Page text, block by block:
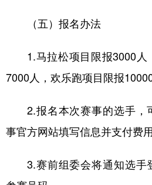
（五）报名办法
1.马拉松项目限报3000人
7000人，欢乐跑项目限报
2.报名本次赛事的选手，
事官方网站填写信息并支付费用
3.赛前组委会将通知选手